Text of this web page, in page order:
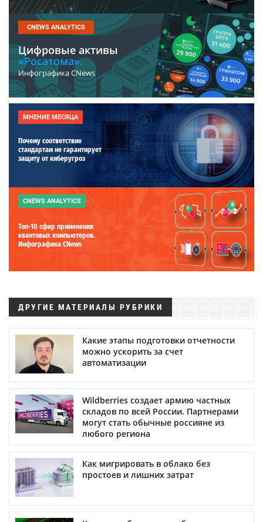
CNEWS ANALYTICS
Цифровые активы
«Росатома».
Инфографика CNews
МНЕНИЕ МЕСЯЦА
Почему соответствие
стандартам не гарантирует
защиту от киберугроз
CNEWS ANALYTICS
Топ-10 сфер применения
квантовых компьютеров.
Инфографика CNews
ДРУГИЕ МАТЕРИАЛЫ РУБРИКИ
Какие этапы подготовки отчетности
можно ускорить за счет
автоматизации
Wildberries создает армию частных
складов по всей России. Партнерами
могут стать обычные россияне из
любого региона
Как мигрировать в облако без
простоев и лишних затрат